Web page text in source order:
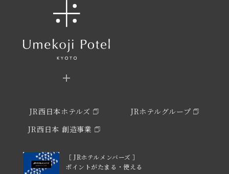
JR西日本ホテルズ
JRホテルグループ
JR西日本 創造事業
［ JRホテルメンバーズ ］
ポイントがたまる・使える